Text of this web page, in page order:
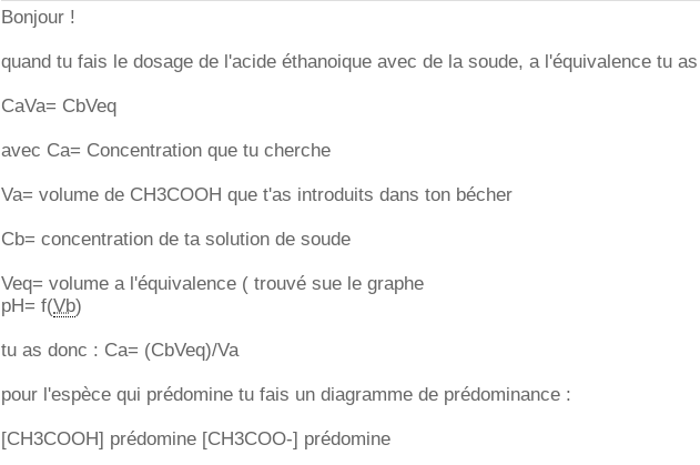
Bonjour !
quand tu fais le dosage de l'acide éthanoique avec de la soude, a l'équivalence tu
CaVa= CbVeq
avec Ca= Concentration que tu cherche
Va= volume de CH3COOH que t'as introduits dans ton bécher
Cb= concentration de ta solution de soude
Veq= volume a l'équivalence ( trouvé sue le graphe
pH= f(Vb)
tu as donc : Ca= (CbVeq)/Va
pour l'espèce qui prédomine tu fais un diagramme de prédominance :
[CH3COOH] prédomine [CH3COO-] prédomine